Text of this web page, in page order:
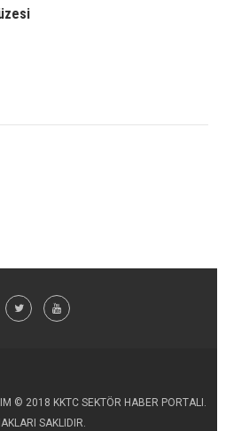
© 2018 KKTC SEKTÖR HABER PORTALI.
SAKLIDIR.